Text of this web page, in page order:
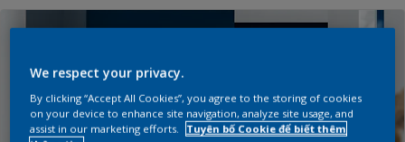
We respect your privacy.
By clicking “Accept All Cookies”, you agree to the storing of cookies
on your device to enhance site navigation, analyze site usage, and
assist in our marketing efforts.
Tuyên bố Cookie để biết thêm